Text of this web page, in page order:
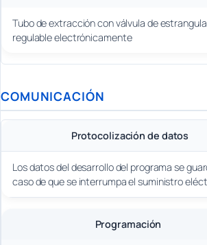
Tubo de extracción con válvula de
regulable electrónicamente
COMUNICACIÓN
Protocolización de datos
Los datos del desarrollo del programa se
caso de que se interrumpa el suministro
Programación